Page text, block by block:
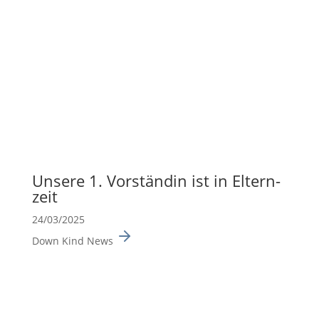
Unsere 1. Vorständin ist in Eltern­
zeit
24/03/2025
Down Kind News